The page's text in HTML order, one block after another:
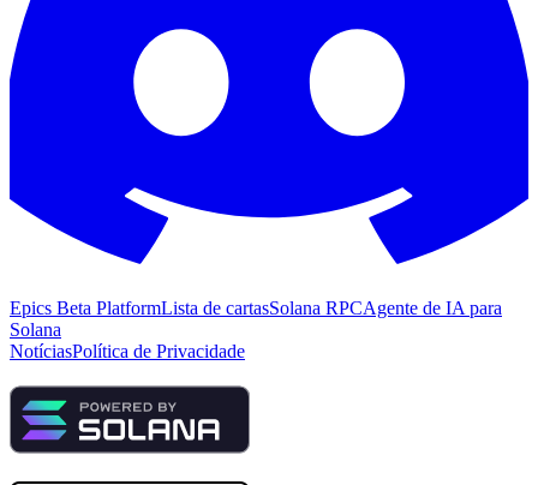
Epics Beta PlatformLista de cartasSolana RPCAgente de IA para
Solana
NotíciasPolítica de Privacidade